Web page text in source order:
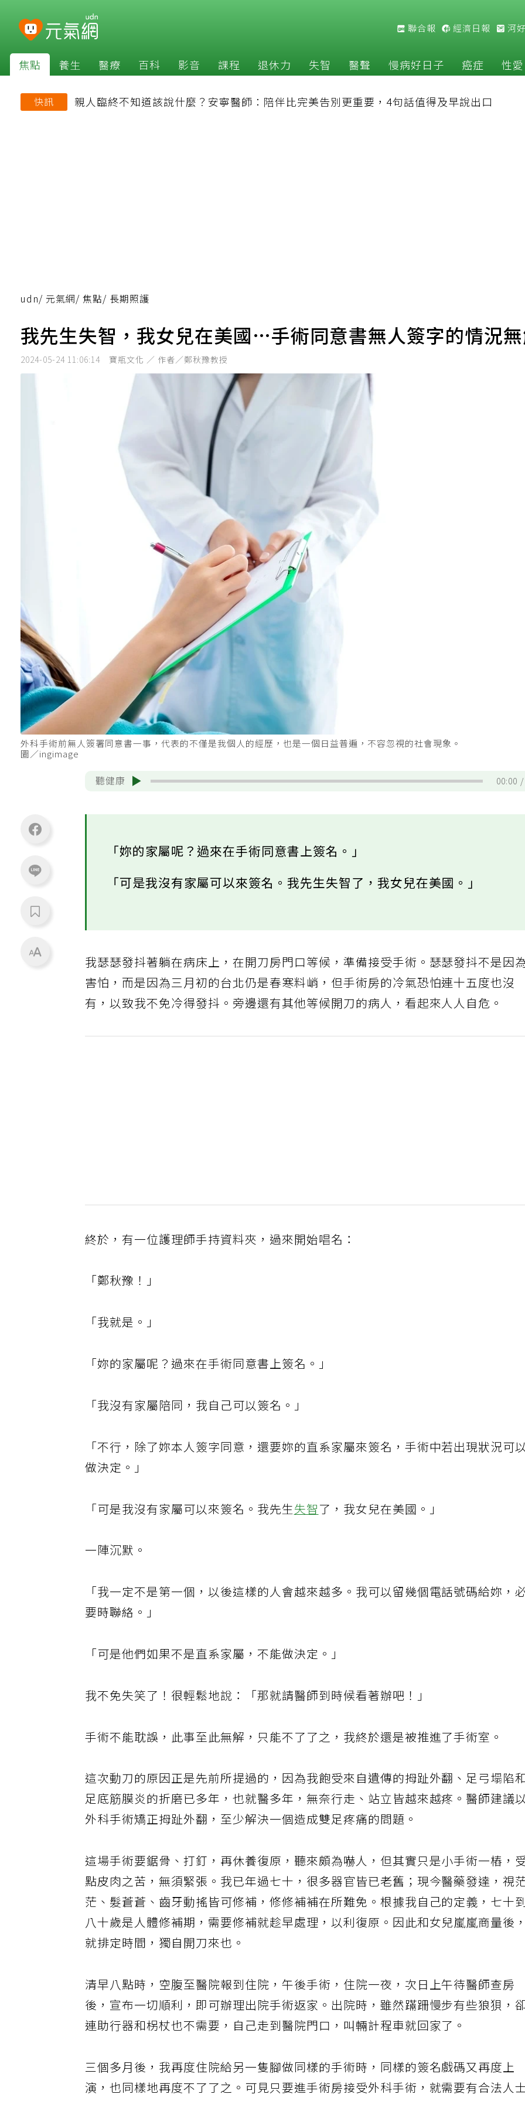
聯合報 經濟日報 河
焦點 養生 醫療 百科 影音 課程 退休力 失智 醫聲 慢病好日子 癌症 性愛
快訊 親人臨終不知道該說什麼？安寧醫師：陪伴比完美告別更重要，4句話值得及早說出口
udn/ 元氣網/ 焦點/ 長期照護
我先生失智，我女兒在美國…手術同意書無人簽字的情況
2024-05-24 11:06:14 寶瓶文化 ／ 作者／鄭秋豫教授
外科手術前無人簽署同意書一事，代表的不僅是我個人的經歷，也是一個日益普遍，不容忽視的社會現象。
圖／ingimage
聽健康 00:00
「妳的家屬呢？過來在手術同意書上簽名。」
「可是我沒有家屬可以來簽名。我先生失智了，我女兒在美國。」
我瑟瑟發抖著躺在病床上，在開刀房門口等候，準備接受手術。瑟瑟發抖不是因
害怕，而是因為三月初的台北仍是春寒料峭，但手術房的冷氣恐怕連十五度也沒
有，以致我不免冷得發抖。旁邊還有其他等候開刀的病人，看起來人人自危。
終於，有一位護理師手持資料夾，過來開始唱名：
「鄭秋豫！」
「我就是。」
「妳的家屬呢？過來在手術同意書上簽名。」
「我沒有家屬陪同，我自己可以簽名。」
「不行，除了妳本人簽字同意，還要妳的直系家屬來簽名，手術中若出現狀況可
做決定。」
「可是我沒有家屬可以來簽名。我先生失智了，我女兒在美國。」
一陣沉默。
「我一定不是第一個，以後這樣的人會越來越多。我可以留幾個電話號碼給妳，
要時聯絡。」
「可是他們如果不是直系家屬，不能做決定。」
我不免失笑了！很輕鬆地說：「那就請醫師到時候看著辦吧！」
手術不能耽誤，此事至此無解，只能不了了之，我終於還是被推進了手術室。
這次動刀的原因正是先前所提過的，因為我飽受來自遺傳的拇趾外翻、足弓塌陷
足底筋膜炎的折磨已多年，也就醫多年，無奈行走、站立皆越來越疼。醫師建議
外科手術矯正拇趾外翻，至少解決一個造成雙足疼痛的問題。
這場手術要鋸骨、打釘，再休養復原，聽來頗為嚇人，但其實只是小手術一樁，
點皮肉之苦，無須緊張。我已年過七十，很多器官皆已老舊；現今醫藥發達，視
茫、髮蒼蒼、齒牙動搖皆可修補，修修補補在所難免。根據我自己的定義，七十
八十歲是人體修補期，需要修補就趁早處理，以利復原。因此和女兒嵐嵐商量後
就排定時間，獨自開刀來也。
清早八點時，空腹至醫院報到住院，午後手術，住院一夜，次日上午待醫師查房
後，宣布一切順利，即可辦理出院手術返家。出院時，雖然蹣跚慢步有些狼狽，
連助行器和柺杖也不需要，自己走到醫院門口，叫輛計程車就回家了。
三個多月後，我再度住院給另一隻腳做同樣的手術時，同樣的簽名戲碼又再度上